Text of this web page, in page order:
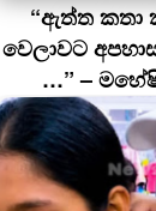
“ඇත්ත
වෙලාවට
…” –